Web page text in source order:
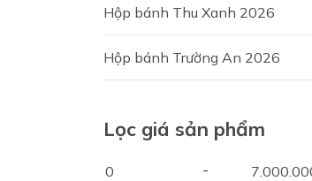
Hộp bánh Thu Xanh 2026
Hộp bánh Trường An 2026
Lọc giá sản phẩm